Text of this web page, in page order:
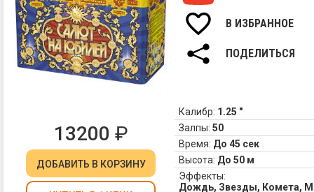
и
В ИЗБРАННОЕ
ПОДЕЛИТЬСЯ
13200 ₽
ДОБАВИТЬ В КОРЗИНУ
Калибр: 1.25 "
Залпы: 50
Время: До 45 сек
Высота: До 50 м
Эффекты:
Дождь, Звезды, Комета,